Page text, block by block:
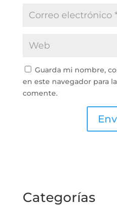
Guarda mi nombre,
en este navegador para
comente.
Categorías